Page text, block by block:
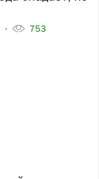
753